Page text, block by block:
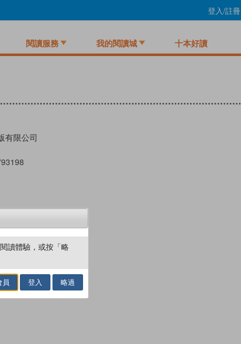
登入/註冊
閱讀服務 我的閱讀城 十本好讀
有限公司
讀體驗，或按「略
員 登入 略過